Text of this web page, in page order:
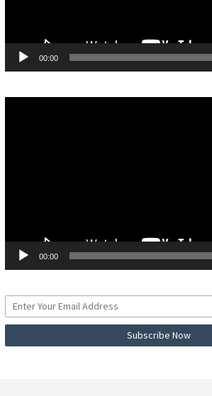
00:00
00:00